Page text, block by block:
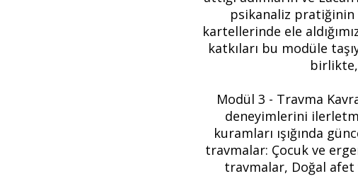
psikanaliz pratiğinin
kartellerinde ele
katkıları bu modüle
birlikte,
Modül 3 - Travma
deneyimlerini
kuramları ışığında
travmalar: Çocuk ve
travmalar, Doğal afet